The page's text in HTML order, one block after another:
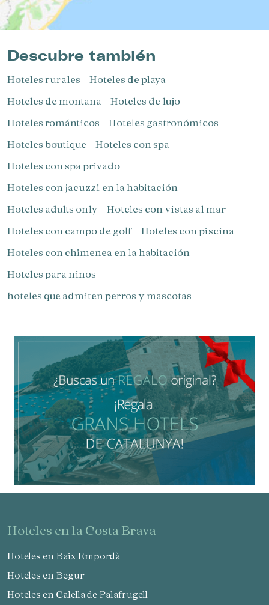
Gestionar mi reserva
Descubre también
Hoteles rurales
Hoteles de playa
Hoteles de montaña
Hoteles de lujo
Hoteles románticos
Hoteles gastronómicos
Hoteles boutique
Hoteles con spa
Hoteles con spa privado
Hoteles con jacuzzi en la habitación
Hoteles adults only
Hoteles con vistas al mar
Hoteles con campo de golf
Hoteles con piscina
Hoteles con chimenea en la habitación
Hoteles para niños​
hoteles que admiten perros y mascotas
hoteles en la Costa Brava
Hoteles en Baix Empordà
Hoteles en Begur
Hoteles en Calella de Palafrugell